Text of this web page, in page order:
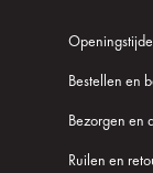
Bestellen en
Bezorgen en
Ruilen en